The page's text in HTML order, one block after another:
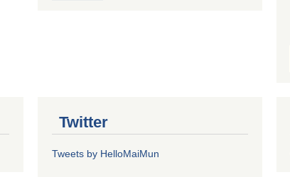
Twitter
Tweets by HelloMaiMun